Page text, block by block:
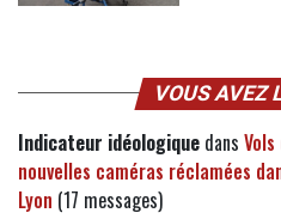
VOUS AVEZ
Indicateur idéologique dans
nouvelles caméras réclamées
Lyon (17 messages)